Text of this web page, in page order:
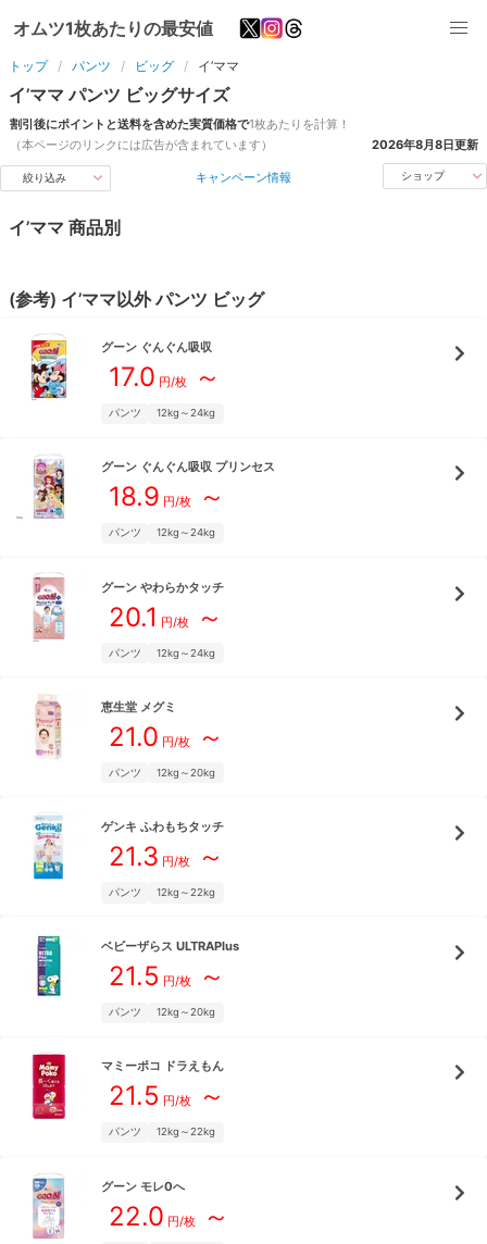
オムツ1枚あたりの最安値
トップ パンツ ビッグ イ’ママ
イ’ママ パンツ ビッグサイズ
割引後にポイントと送料を含めた実質価格で1枚あたりを計算！
（本ページのリンクには広告が含まれています）
2026年8月8日更新
絞り込み キャンペーン情報 ショップ
イ’ママ 商品別
(参考) イ’ママ以外パンツ ビッグ
グーン ぐんぐん吸収
17.0 円/枚～
パンツ 12kg～24kg
グーン ぐんぐん吸収 プリンセス
18.9 円/枚～
パンツ 12kg～24kg
グーン やわらかタッチ
20.1 円/枚～
パンツ 12kg～24kg
恵生堂 メグミ
21.0 円/枚～
パンツ 12kg～20kg
ゲンキ ふわもちタッチ
21.3 円/枚～
パンツ 12kg～22kg
ベビーザらス ULTRAPlus
21.5 円/枚～
パンツ 12kg～20kg
マミーポコ ドラえもん
21.5 円/枚～
パンツ 12kg～22kg
グーン モレ0へ
22.0 円/枚～